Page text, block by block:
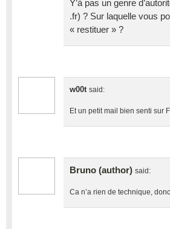
Y’à pas un genre
.fr) ? Sur laquelle vous
« restituer » ?
w00t said:
Et un petit mail bien senti sur
Bruno (author) said:
Ca n’a rien de technique,